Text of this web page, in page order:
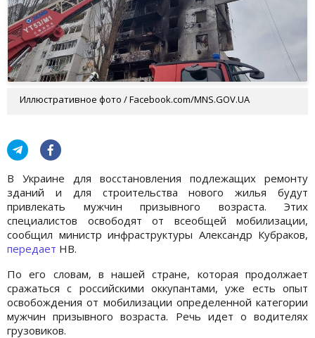
Иллюстративное фото / Facebook.com/MNS.GOV.UA
В Украине для восстановления подлежащих ремонту
зданий и для строительства нового жилья будут
привлекать мужчин призывного возраста. Этих
специалистов освободят от всеобщей мобилизации,
сообщил министр инфраструктуры Александр Кубраков,
передает НВ.
По его словам, в нашей стране, которая продолжает
сражаться с российскими оккупантами, уже есть опыт
освобождения от мобилизации определенной категории
мужчин призывного возраста. Речь идет о водителях
грузовиков.